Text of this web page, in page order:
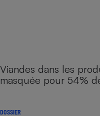
Viandes dans les
masquée pour 54%
DOSSIER